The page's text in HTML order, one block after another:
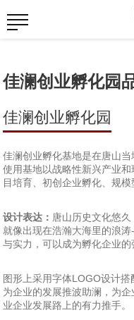
佳澜创业孵化园
佳澜创业孵化园
佳澜创业孵化基地是在唐山
使用基地以战略性新兴产业
目培育、初创企业孵化、规
设计表达： 唐山历史文化悠
就像出现在浩瀚大海里的浪
与实力，可以成为孵化企业的
图形上采用字体LOGO设计
为企业的发展推波助澜，为
业企业发展路上的有力推手。